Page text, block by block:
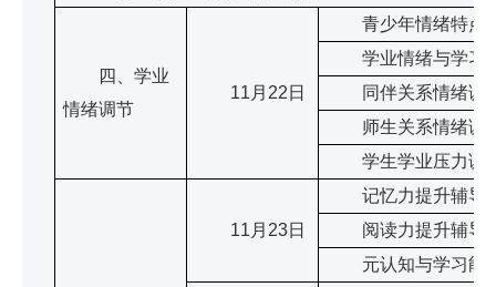
四、学业
情绪调节
11月22日
青少年情绪特点
学业情绪与学习
同伴关系情绪调
师生关系情绪调
学生学业压力调
11月23日
记忆力提升辅导
阅读力提升辅导
元认知与学习能